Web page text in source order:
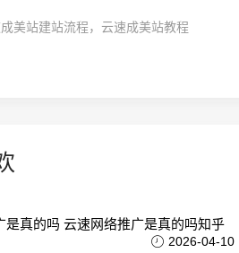
美站建站流程，云速成美站教程
是真的吗 云速网络推广是真的吗知乎
2026-04-10